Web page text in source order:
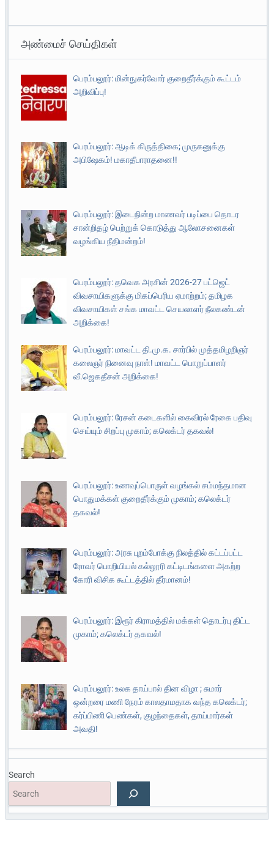
அண்மைச் செய்திகள்
பெரம்பலூர்: மின்நுகர்வோர் குறைதீர்க்கும் கூட்டம்
அறிவிப்பு!
பெரம்பலூர்: ஆடிக் கிருத்திகை; முருகனுக்கு
அபிஷேகம்! மகாதீபாராதனை!!
பெரம்பலூர்: இடைநின்ற மாணவர் படிப்பை தொடர
சான்றிதழ் பெற்றுக் கொடுத்து ஆலோசனைகள்
வழங்கிய நீதிமன்றம்!
பெரம்பலூர்: தவெக அரசின் 2026-27 பட்ஜெட்
விவசாயிகளுக்கு மிகப்பெரிய ஏமாற்றம்; தமிழக
விவசாயிகள் சங்க மாவட்ட செயலாளர் நீலகண்டன்
அறிக்கை!
பெரம்பலூர்: மாவட்ட தி.மு.க. சார்பில் முத்தமிழறிஞர்
கலைஞர் நினைவு நாள்! மாவட்ட பொறுப்பாளர்
வீ.ஜெகதீசன் அறிக்கை!
பெரம்பலூர்: ரேசன் கடைகளில் கைவிரல் ரேகை பதிவு
செய்யும் சிறப்பு முகாம்; கலெக்டர் தகவல்!
பெரம்பலூர்: உணவுப்பொருள் வழங்கல் சம்மந்தமான
பொதுமக்கள் குறைதீர்க்கும் முகாம்; கலெக்டர்
தகவல்!
பெரம்பலூர்: அரசு புறம்போக்கு நிலத்தில் கட்டப்பட்ட
ரோவர் பொறியியல் கல்லூரி கட்டிடங்களை அகற்ற
கோரி விசிக கூட்டத்தில் தீர்மானம்!
பெரம்பலூர்: இரூர் கிராமத்தில் மக்கள் தொடர்பு திட்ட
முகாம்; கலெக்டர் தகவல்!
பெரம்பலூர்: உலக தாய்பால் தின விழா ; சுமார்
ஒன்றரை மணி நேரம் காலதாமதாக வந்த கலெக்டர்;
கர்ப்பிணி பெண்கள், குழந்தைகள், தாய்மார்கள்
அவதி!
Search